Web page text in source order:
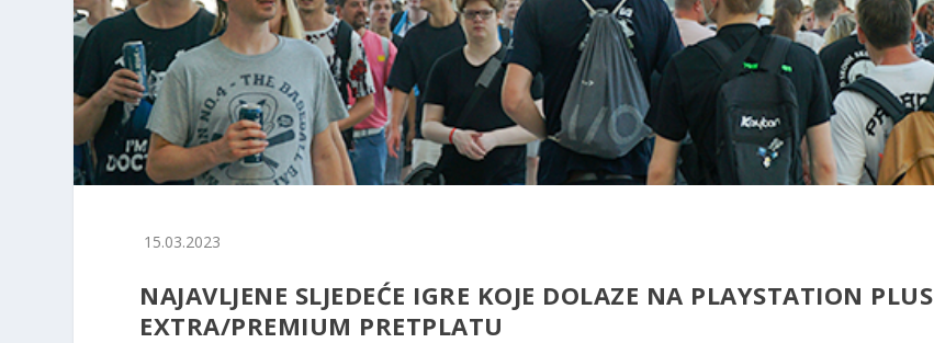
15.03.2023
NAJAVLJENE SLJEDEĆE IGRE KOJE DOLAZE NA PLAYSTATION PLUS
EXTRA/PREMIUM PRETPLATU